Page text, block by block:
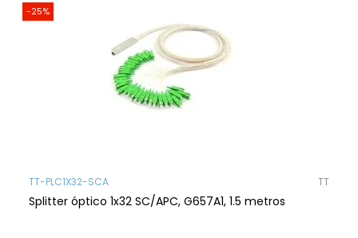
-25%
TT-PLC1X32-SCA TT
Splitter óptico 1x32 SC/APC, G657A1, 1.5 metros